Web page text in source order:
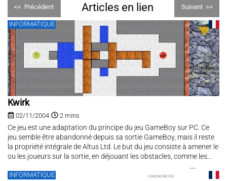
<< Précédent Articles en lien Suivant >>
INFORMATIQUE
Kwirk
02/11/2004 2 mins
Ce jeu est une adaptation du principe du jeu GameBoy sur PC. Ce
jeu semble être abandonné depuis sa sortie GameBoy, mais il reste
la propriété intégrale de Altus Ltd. Le but du jeu consiste à amener le
ou les joueurs sur la sortie, en déjouant les obstacles, comme les...
INFORMATIQUE